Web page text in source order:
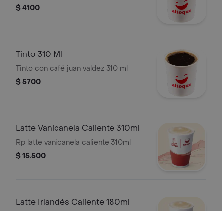
$ 4100
Tinto 310 Ml
Tinto con café juan valdez 310 ml
$ 5700
Latte Vanicanela Caliente 310ml
Rp latte vanicanela caliente 310ml
$ 15.500
Latte Irlandés Caliente 180ml